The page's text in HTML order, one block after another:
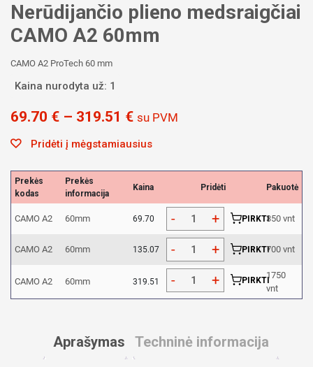
Nerūdijančio plieno medsraigčiai
CAMO A2 60mm
CAMO A2 ProTech 60 mm
Kaina nurodyta už: 1
69.70 € – 319.51 € su PVM
Pridėti į mėgstamiausius
Prekės
kodas
Prekės
informacija
Kaina Pridėti Pakuotė
CAMO A2 60mm 69.70 PIRKTI350 vnt
CAMO A2 60mm 135.07 PIRKTI700 vnt
CAMO A2 60mm 319.51 PIRKTI1750
vnt
Aprašymas Techninė informacija